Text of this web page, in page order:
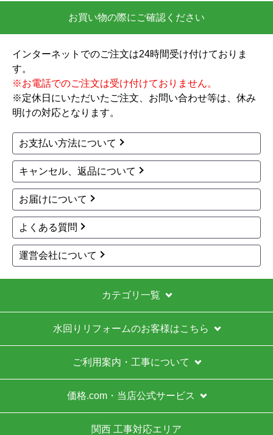
お買い物の際にご確認ください
インターネットでのご注文は24時間受け付けておりま
す。
※お電話でのご注文は受け付けておりません。
※定休日にいただいたご注文、お問い合わせ等は、休み
明けの対応となります。
お支払い方法について
キャンセル、返品について
お届けについて
よくある質問
運営会社について
カテゴリ一覧
水回りリフォームのお客様はこちら
ご利用案内・工事について
価格.com・当店公式サービス
関西 工事対応エリア